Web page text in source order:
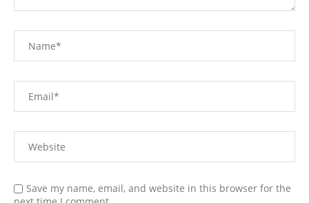
Save my name, email, and website in this browser for the